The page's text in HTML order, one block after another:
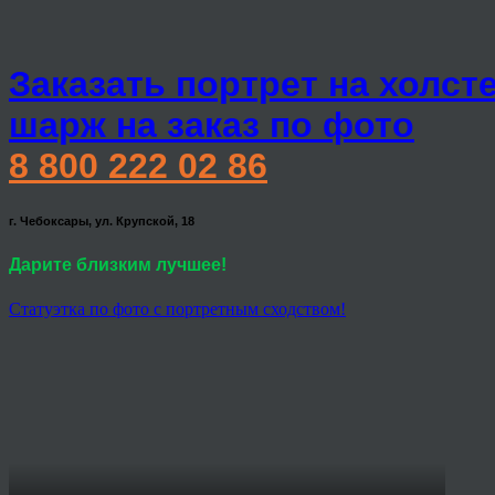
Заказать портрет на
шарж на заказ по фото
8 800 222 02 86
г. Чебоксары, ул. Крупской, 18
Дарите близким лучшее!
Статуэтка по фото с портретным сходством!